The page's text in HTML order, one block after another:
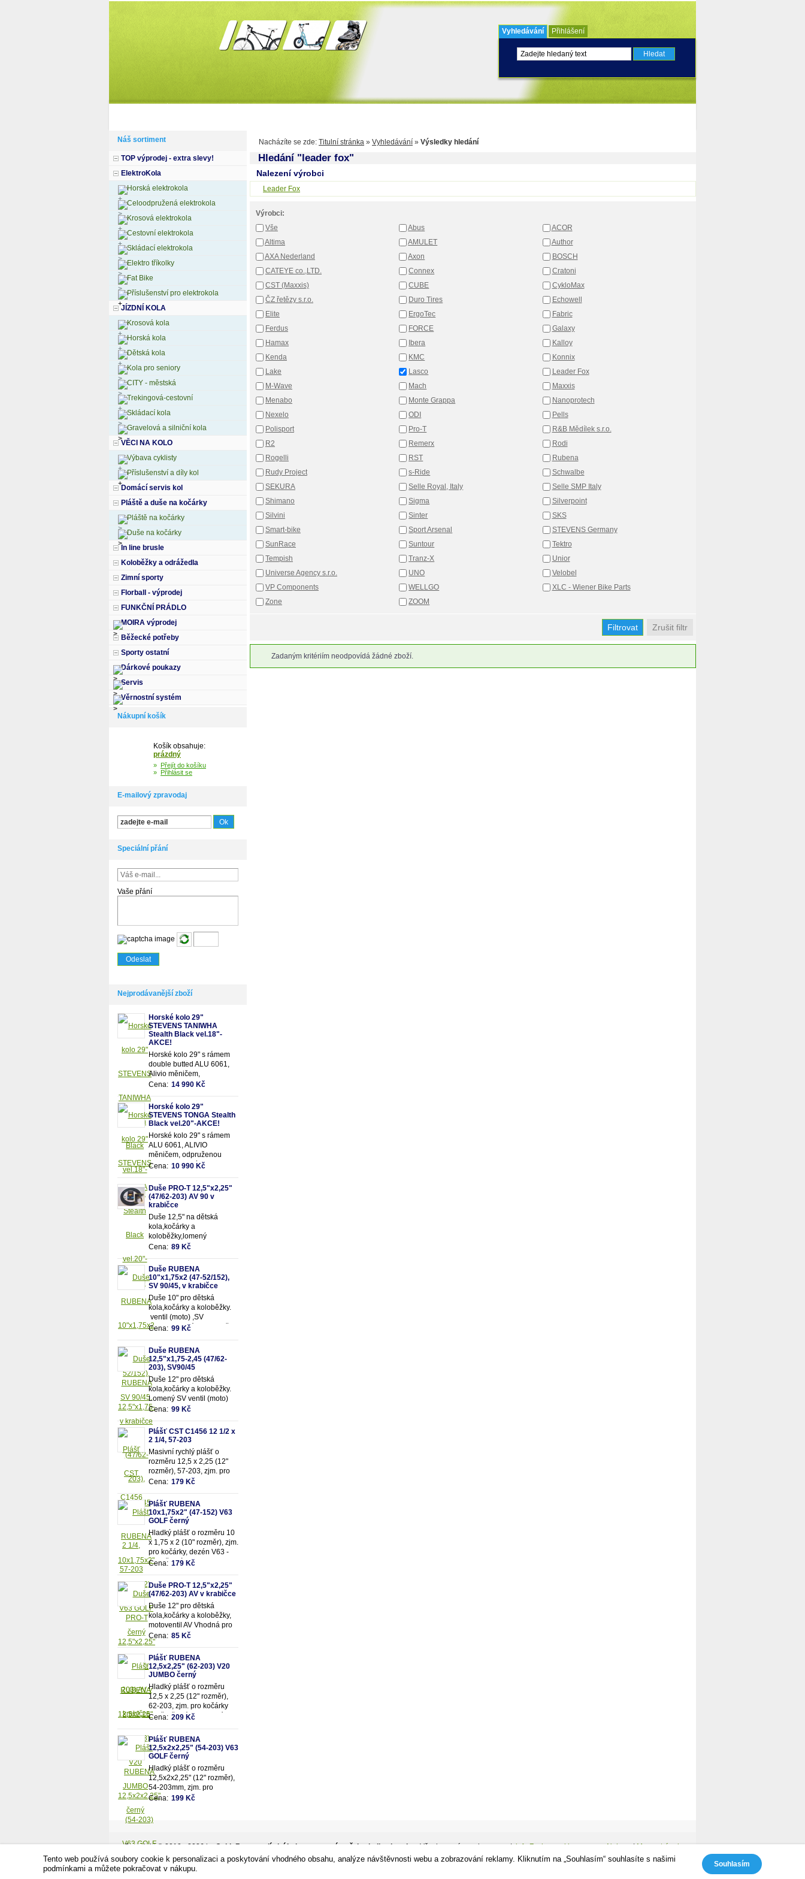
Nacházíte se zde: Titulní stránka » Vyhledávání » Výsledky hledání
Hledání "leader fox"
Nalezení výrobci
Leader Fox
Výrobci:
Vše
Abus
ACOR
Altima
AMULET
Author
AXA Nederland
Axon
BOSCH
CATEYE co.,LTD.
Connex
Cratoni
CST (Maxxis)
CUBE
CykloMax
ČZ řetězy s.r.o.
Duro Tires
Echowell
Elite
ErgoTec
Fabric
Ferdus
FORCE
Galaxy
Hamax
Ibera
Kalloy
Kenda
KMC
Konnix
Lake
Lasco
Leader Fox
M-Wave
Mach
Maxxis
Menabo
Monte Grappa
Nanoprotech
Nexelo
ODI
Pells
Polisport
Pro-T
R&B Mědílek s.r.o.
R2
Remerx
Rodi
Rogelli
RST
Rubena
Rudy Project
s-Ride
Schwalbe
SEKURA
Selle Royal, Italy
Selle SMP Italy
Shimano
Sigma
Silverpoint
Silvini
Sinter
SKS
Smart-bike
Sport Arsenal
STEVENS Germany
SunRace
Suntour
Tektro
Tempish
Tranz-X
Unior
Universe Agency s.r.o.
UNO
Velobel
VP Components
WELLGO
XLC - Wiener Bike Parts
Zone
ZOOM
Zrušit filtr
Zadaným kritériím neodpovídá žádné zboží.
Náš sortiment
TOP výprodej - extra slevy!
ElektroKola
Horská elektrokola
Celoodpružená elektrokola
Krosová elektrokola
Cestovní elektrokola
Skládací elektrokola
Elektro tříkolky
Fat Bike
Příslušenství pro elektrokola
JÍZDNÍ KOLA
Krosová kola
Horská kola
Dětská kola
Kola pro seniory
CITY - městská
Trekingová-cestovní
Skládací kola
Gravelová a silniční kola
VĚCI NA KOLO
Výbava cyklisty
Příslušenství a díly kol
Domácí servis kol
Pláště a duše na kočárky
Pláště na kočárky
Duše na kočárky
In line brusle
Koloběžky a odrážedla
Zimní sporty
Florball - výprodej
FUNKČNÍ PRÁDLO
MOIRA výprodej
Běžecké potřeby
Sporty ostatní
Dárkové poukazy
Servis
Věrnostní systém
Nákupní košík
Košík obsahuje:
prázdný
» Přejít do košíku
» Přihlásit se
E-mailový zpravodaj
Speciální přání
Vaše přání
Nejprodávanější zboží
Horské kolo 29"
STEVENS TANIWHA
Stealth Black vel.18"-
AKCE!
Horské kolo 29" s rámem
double butted ALU 6061,
Alivio měničem,
odpruženou olejovou vidlicí
SUNTOUR se zamykáním
a 18 převody
Cena: 14 990 Kč
Horské kolo 29"
STEVENS TONGA Stealth
Black vel.20"-AKCE!
Horské kolo 29" s rámem
ALU 6061, ALIVIO
měničem, odpruženou
olejovou vidlicí SUNTOUR
převody
Cena: 10 990 Kč
Duše PRO-T 12,5"x2,25"
(47/62-203) AV 90 v
krabičce
Duše 12,5" na dětská
kola,kočárky a
koloběžky,lomený
motoventil AV90 - pro
Vhodná pro rozměry pláště
12,5"x2,25" (resp.47/62-
203mm)
Cena: 89 Kč
Duše RUBENA
10"x1,75x2 (47-52/152),
SV 90/45, v krabičce
Duše 10" pro dětská
kola,kočárky a koloběžky.
ventil (moto) ,SV
90/90.Vhodná pro rozměry
52/152mm)
Cena: 99 Kč
Duše RUBENA
12,5"x1,75-2,45 (47/62-
203), SV90/45
Duše 12" pro dětská
kola,kočárky a koloběžky.
Lomený SV ventil (moto)
90/45. Vhodná pro rozměry
2,45 (resp. 47/62-203mm)
Cena: 99 Kč
Plášť CST C1456 12 1/2 x
2 1/4, 57-203
Masivní rychlý plášť o
rozměru 12,5 x 2,25 (12"
rozměr), 57-203, zjm. pro
kočárky popř. dětská kola
Cena: 179 Kč
Plášť RUBENA
10x1,75x2" (47-152) V63
GOLF černý
Hladký plášť o rozměru 10
x 1,75 x 2 (10" rozměr), zjm.
pro kočárky, dezén V63 -
Golf, černý.
Cena: 179 Kč
Duše PRO-T 12,5"x2,25"
(47/62-203) AV v krabičce
Duše 12" pro dětská
kola,kočárky a koloběžky,
motoventil AV Vhodná pro
rozměry pláště 12,5"x2,25"
(resp.47/62-203mm)
Cena: 85 Kč
Plášť RUBENA
12,5x2,25" (62-203) V20
JUMBO černý
Hladký plášť o rozměru
12,5 x 2,25 (12" rozměr),
62-203, zjm. pro kočárky
popř. dětská kola, dezén
Cena: 209 Kč
Plášť RUBENA
12,5x2x2,25" (54-203) V63
GOLF černý
Hladký plášť o rozměru
12,5x2x2,25" (12" rozměr),
54-203mm, zjm. pro
kočárky popř. dětská kola,
černý.Vhodné na kočárek
JANE,zadní kola.
Cena: 199 Kč
Copyright © 2010 - 2026 byCykloZone.cz - jízdní kola, sportovní potřeby, in-line brusle.- Všechna práva vyhrazena. |info Zavinac cyklozone
Tecka cz
Nahoru|Mapa stránek
ShopSys -Tvorba e-shopů
Vyhledávání Přihlášení
Tento web používá soubory cookie k personalizaci a poskytování vhodného obsahu, analýze návštěvnosti webu a zobrazování reklamy. Kliknutím na „Souhlasím“ souhlasíte s našimi
podmínkami a můžete pokračovat v nákupu.
Souhlasím